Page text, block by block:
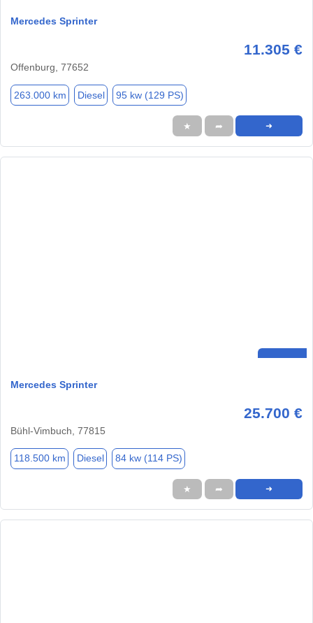
Mercedes Sprinter
11.305 €
Offenburg, 77652
263.000 km Diesel 95 kw (129 PS)
★ ➦ ➜
Mercedes Sprinter
25.700 €
Bühl-Vimbuch, 77815
118.500 km Diesel 84 kw (114 PS)
★ ➦ ➜